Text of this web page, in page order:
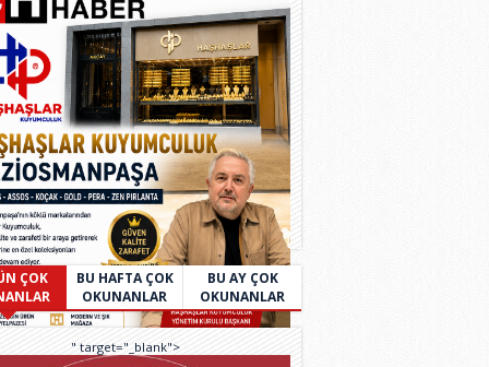
ÇOK
BU HAFTA ÇOK
OKUNANLAR
BU AY ÇOK
OKUNANLAR
" target="_blank">